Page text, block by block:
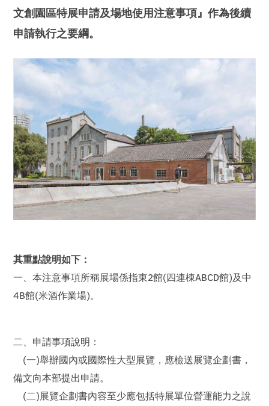
文創園區特展申請及場地使用注意事項』作為後續
申請執行之要綱。
其重點說明如下：
一、本注意事項所稱展場係指東2館(四連棟ABCD館)及中
4B館(米酒作業場)。
二、申請事項說明：
(一)舉辦國內或國際性大型展覽，應檢送展覽企劃書，
備文向本部提出申請。
(二)展覽企劃書內容至少應包括特展單位營運能力之說